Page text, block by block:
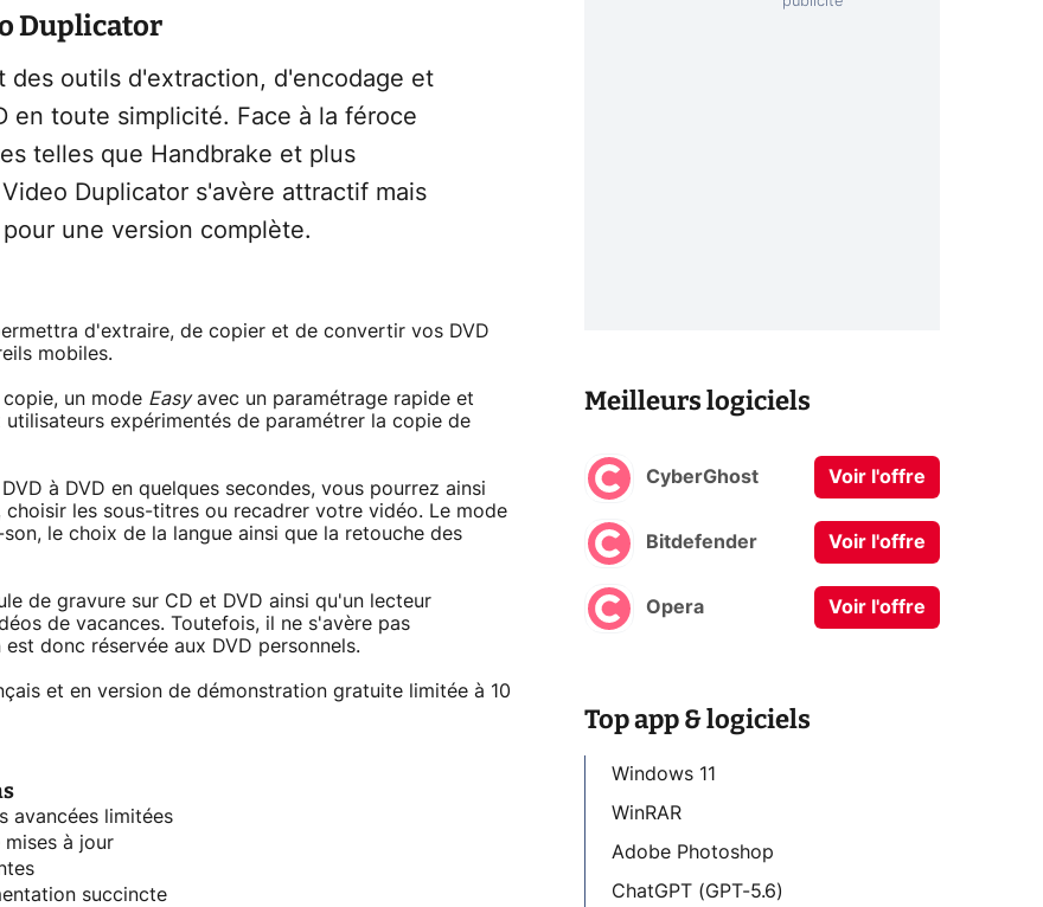
Duplicator
des outils d'extraction, d'encodage et
en toute simplicité. Face à la féroce
telles que Handbrake et plus
Duplicator s'avère attractif mais
une version complète.
d'extraire, de copier et de convertir vos DVD
mobiles.
un mode Easyavec un paramétrage rapide et
expérimentés de paramétrer la copie de
à DVD en quelques secondes, vous pourrez ainsi
les sous-titres ou recadrer votre vidéo. Le mode
le choix de la langue ainsi que la retouche des
de gravure sur CD et DVD ainsi qu'un lecteur
de vacances. Toutefois, il ne s'avère pas
donc réservée aux DVD personnels.
et en version de démonstration gratuite limitée à 10
avancées limitées
mises à jour
succincte
Meilleurs logiciels
CyberGhost Voir l'offre
Bitdefender Voir l'offre
Opera Voir l'offre
Top app & logiciels
Windows 11
WinRAR
Adobe Photoshop
ChatGPT (GPT-5.6)